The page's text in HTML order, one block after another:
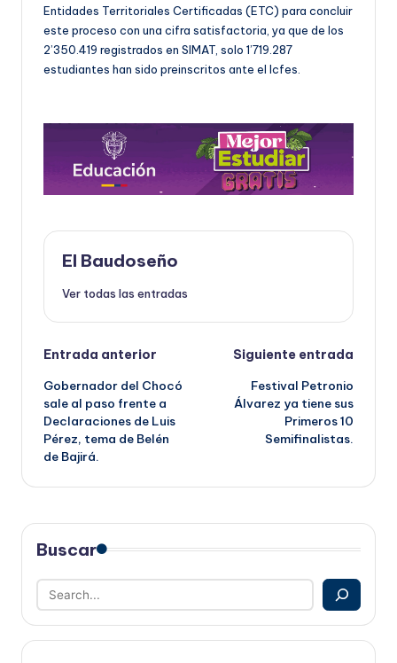
Entidades Territoriales Certificadas (ETC) para concluir
este proceso con una cifra satisfactoria, ya que de los
2’350.419 registrados en SIMAT, solo 1’719.287
estudiantes han sido preinscritos ante el Icfes.
El Baudoseño
Ver todas las entradas
Navegación
de
entradas
Entrada anterior
Gobernador del Chocó
sale al paso frente a
Declaraciones de Luis
Pérez, tema de Belén
de Bajirá.
Siguiente entrada
Festival Petronio
Álvarez ya tiene sus
Primeros 10
Semifinalistas.
Buscar